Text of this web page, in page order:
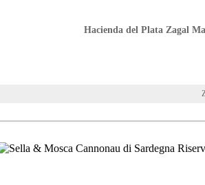
Hacienda del Plata Zagal